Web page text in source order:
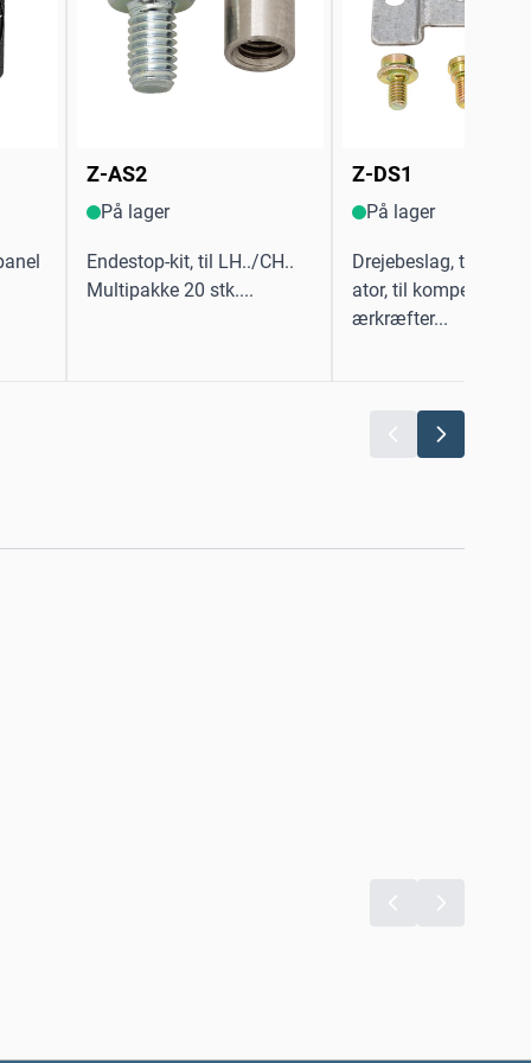
Z-AS2
På lager
Endestop-kit, til LH../CH..
Multipakke 20 stk....
Z-DS1
På lager
Drejebeslag, til
ator, til
ærkræfter...